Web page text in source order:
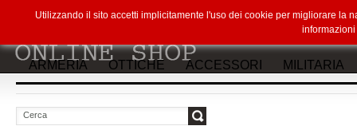
ARMERIA OTTICHE ACCESSORI MILITARIA
Utilizzando il sito accetti implicitamente l'uso dei cookie per migliorare la
informazioni